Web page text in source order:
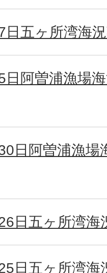
日五ヶ所湾海
日阿曽浦漁場
日阿曽浦漁場
日五ヶ所湾海
日五ヶ所湾海